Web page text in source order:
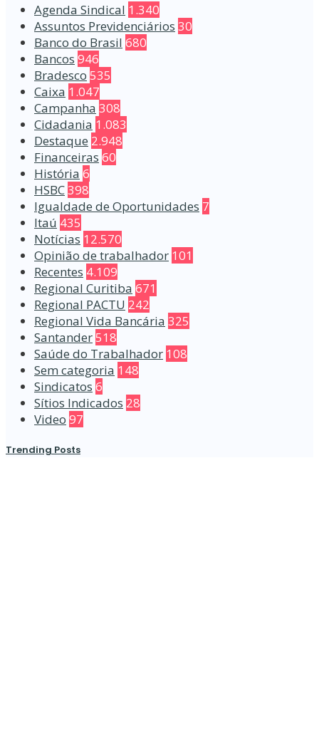
Agenda Sindical 1.340
Assuntos Previdenciários 30
Banco do Brasil 680
Bancos 946
Bradesco 535
Caixa 1.047
Campanha 308
Cidadania 1.083
Destaque 2.948
Financeiras 60
História 6
HSBC398
Igualdade de Oportunidades 7
Itaú 435
Notícias 12.570
Opinião de trabalhador 101
Recentes 4.109
Regional Curitiba 671
Regional PACTU 242
Regional Vida Bancária 325
Santander518
Saúde do Trabalhador 108
Sem categoria 148
Sindicatos 6
Sítios Indicados 28
Video 97
Trending Posts